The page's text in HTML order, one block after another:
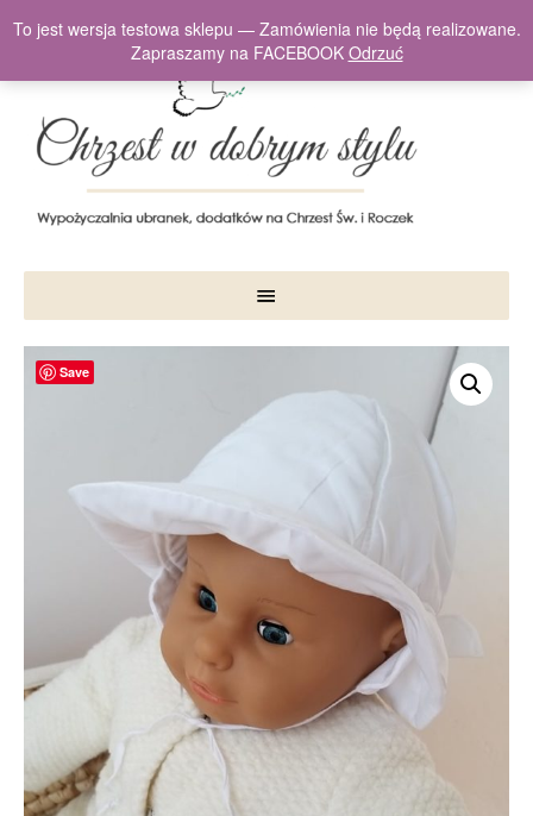
Save
To jest wersja testowa sklepu — Zamówienia nie będą realizowane.
Zapraszamy na FACEBOOK Odrzuć